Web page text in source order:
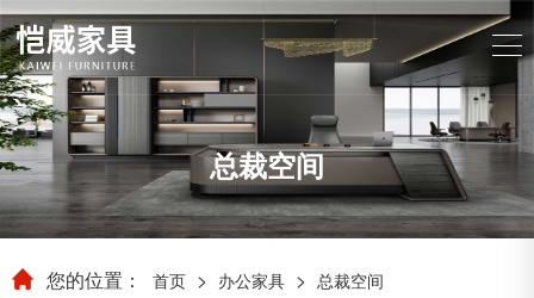
总裁空间
您的位置： 首页 > 办公家具 > 总裁空间